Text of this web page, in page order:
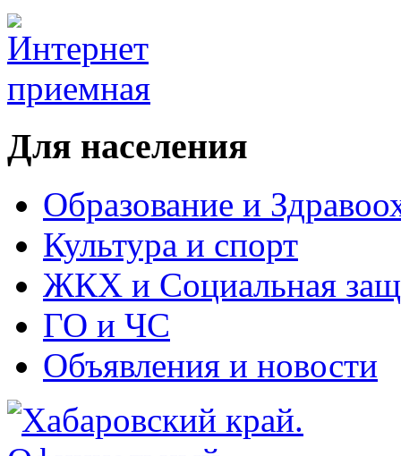
Для населения
Образование и
Культура и спорт
ЖКХ и Социальная
ГО и ЧС
Объявления и новости